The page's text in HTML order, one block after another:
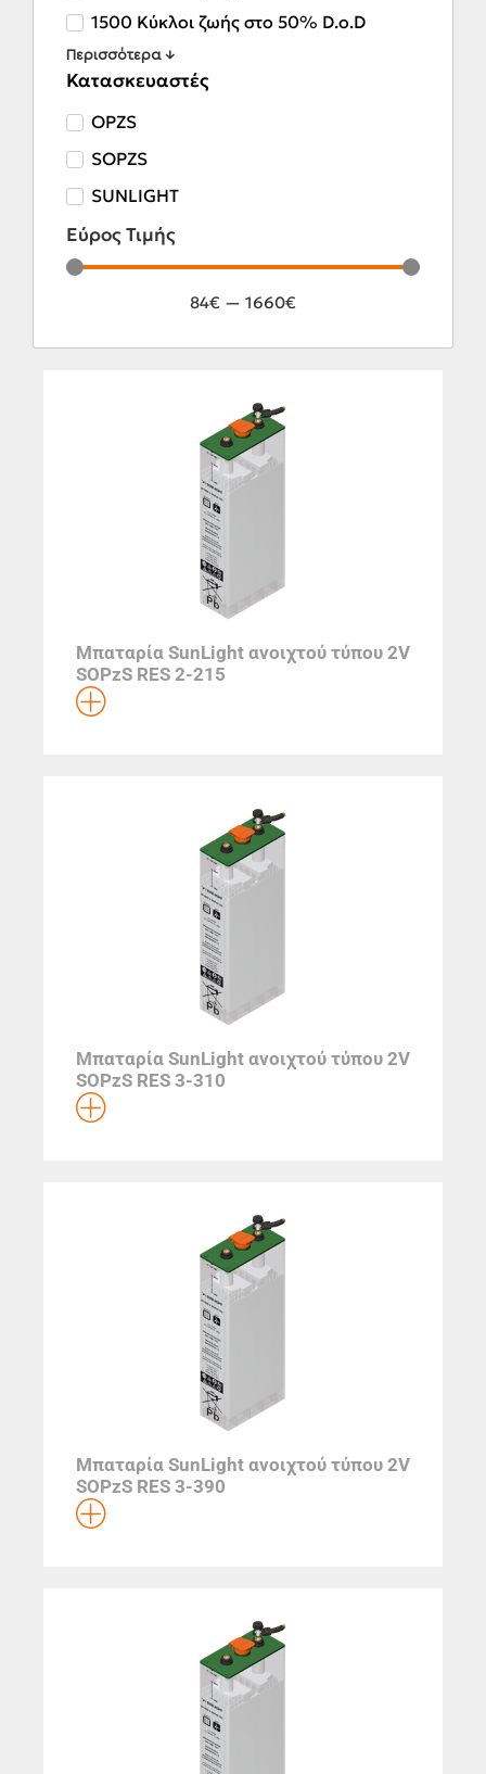
1500 Κύκλοι ζωής στο 50% D.o.D
Περισσότερα ↓
Κατασκευαστές
OPZS
SOPZS
SUNLIGHT
Εύρος Τιμής
84€ — 1660€
Μπαταρία SunLight ανοιχτού τύπου 2V
SOPzS RES 2-215
Μπαταρία SunLight ανοιχτού τύπου 2V
SOPzS RES 3-310
Μπαταρία SunLight ανοιχτού τύπου 2V
SOPzS RES 3-390